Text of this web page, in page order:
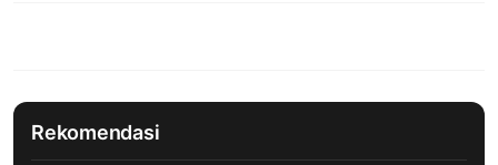
Rekomendasi